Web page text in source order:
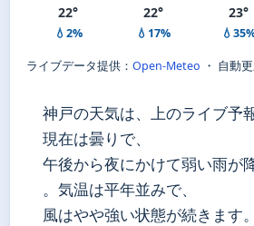
22°
💧2%
22°
💧17%
23°
ライブデータ提供： Open-Meteo ・ 自動
神戸の天気は、上のライブ予
現在は曇りで、
午後から夜にかけて弱い雨が
。気温は平年並みで、
風はやや強い状態が続きます。